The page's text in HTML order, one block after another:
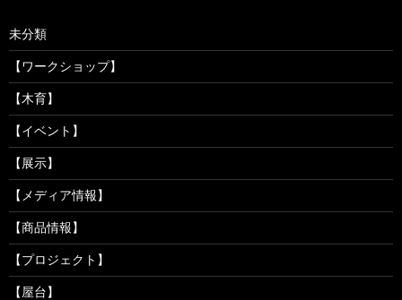
未分類
【ワークショップ】
【木育】
【イベント】
【展示】
【メディア情報】
【商品情報】
【プロジェクト】
【屋台】